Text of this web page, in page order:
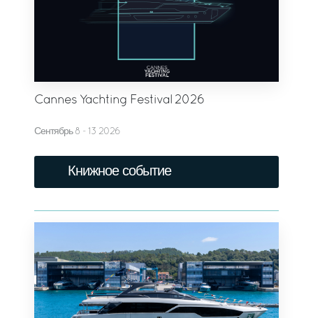
Cannes Yachting Festival 2026
Сентябрь 8 - 13 2026
Книжное событие